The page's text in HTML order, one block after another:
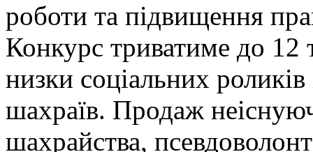
роботи та підвищення
Конкурс триватиме до 12
низки соціальних
шахраїв. Продаж
шахрайства,